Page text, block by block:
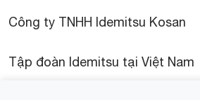
Công ty TNHH Idemitsu Kosan
Tập đoàn Idemitsu tại Việt Nam